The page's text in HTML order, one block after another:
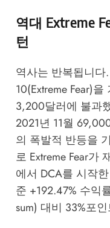
역대 Extreme
턴
역사는 반복됩니
10(Extreme Fear)
3,200달러에 불과
2021년 11월
의 폭발적 반등을
로 Extreme Fear가
에서 DCA를 시작
준 +192.47% 수익
sum) 대비 33%포